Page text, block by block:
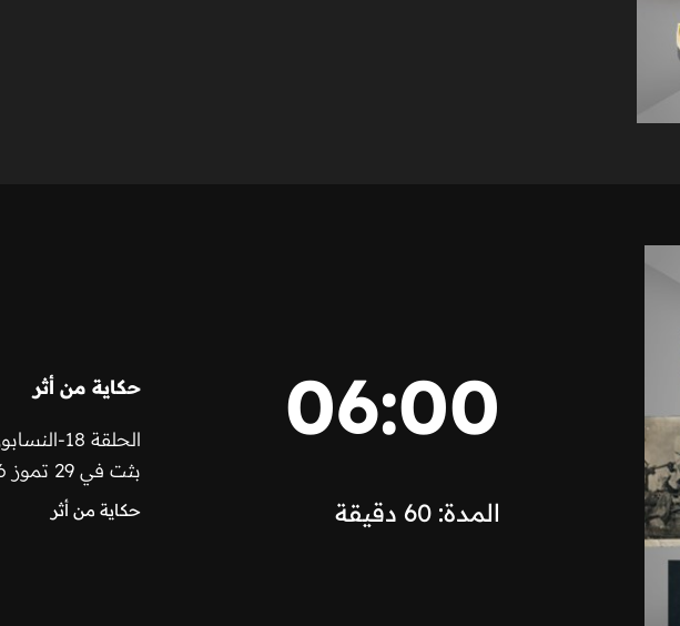
06:00
المدة: 60 دقيقة
حكاية من أثر
الحلقة 18-النسابون وعلم الانساب
بثت في 29 تموز 2026
حكاية من أثر